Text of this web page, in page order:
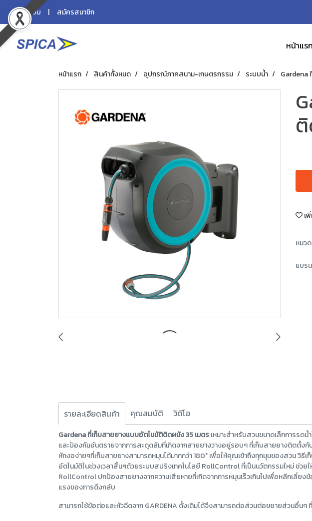
เข้าสู่ระบบ สมัครสมาชิก
หน้าแรก
หน้าแรก สินค้าทั้งหมด อุปกรณ์ภาคสนาม-เกษตรกรรม ระบบน้ำ Gardena
เ
หมว
แบร
รายละเอียดสินค้า คุณสมบัติ วิดีโอ
Gardena ที่เก็บสายยางแบบอัตโนมัติติดผนัง 35 เมตรเหมาะสำหรับสวนขนาดเล็กการรด
และป้องกันอันตรายจากการสะดุดล้มที่เกิดจากสายยางวางอยู่รอบๆ ที่เก็บสายยางติด
หักงอง่ายๆที่เก็บสายยางสามารถหมุนได้มากกว่า 180° เพื่อให้คุณเข้าถึงทุกมุมของสวน วิ
อัตโนมัติในช่วงเวลาสั้นๆด้วยระบบสปริงเทคโนโลยี RollControl ที่เป็นนวัตกรรมใหม่ ช่ว
RollControl ปกป้องสายยางจากความเสียหายที่เกิดจากการหมุนเร็วเกินไปเพื่อหลีกเลี่ย
แรงของการดึงกลับ
สามารถใช้ข้อต่อและหัวฉีดจาก GARDENA ดั้งเดิมได้จึงสามารถต่อส่วนต่อขยายส่วนอื่นๆ